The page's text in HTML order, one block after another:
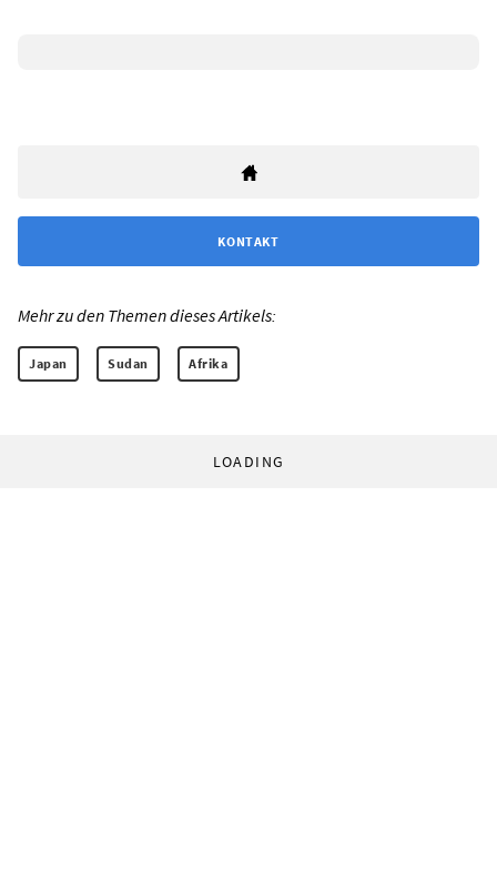
KONTAKT
Mehr zu den Themen dieses Artikels:
Japan Sudan Afrika
LOADING